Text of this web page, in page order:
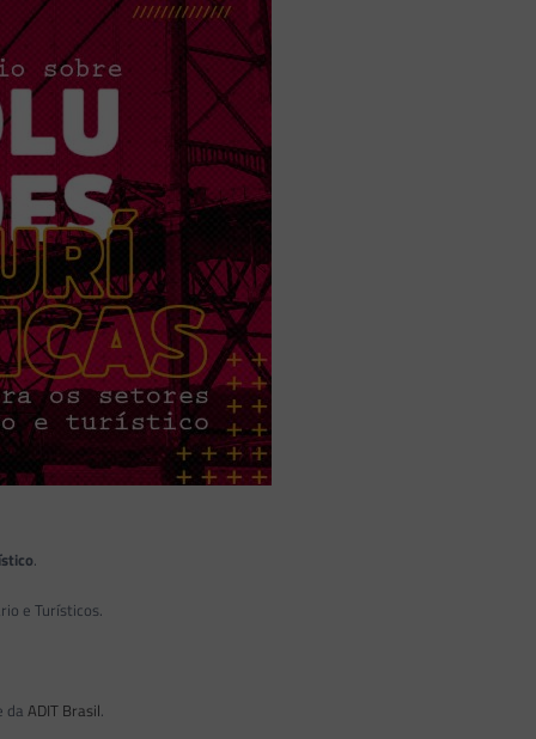
.
e Turísticos.
daADIT Brasil.